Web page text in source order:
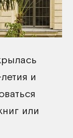
и
или